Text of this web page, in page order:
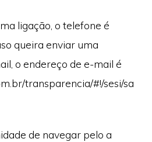
ligação, o telefone é
queira enviar uma
o endereço de e-mail é
transparencia/#!/sesi/sa
de navegar pelo a